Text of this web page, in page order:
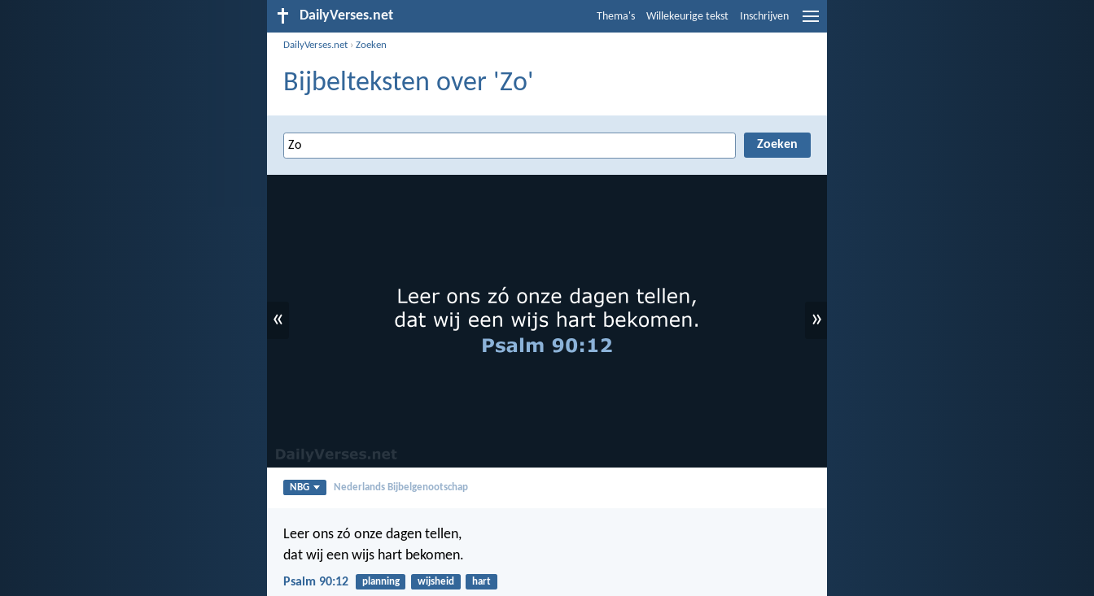
DailyVerses.net Thema's Willekeurige tekst Inschrijven
DailyVerses.net ›Zoeken
Bijbelteksten over 'Zo'
« »
NBG Nederlands Bijbelgenootschap
Leer ons zó onze dagen tellen,
dat wij een wijs hart bekomen.
Psalm 90:12 planning wijsheid hart